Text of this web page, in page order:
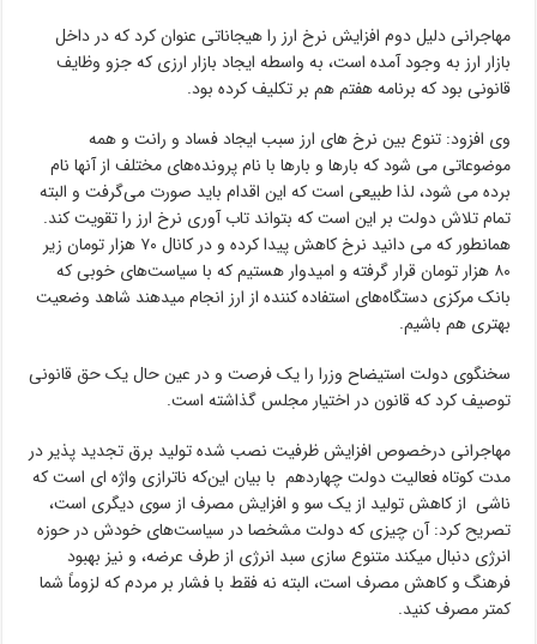
مهاجرانی دلیل دوم افزایش نرخ ارز را هیجاناتی عنوان کرد که در داخل
بازار ارز به وجود آمده است، به واسطه ایجاد بازار ارزی که جزو وظایف
قانونی بود که برنامه هفتم هم بر تکلیف کرده بود.
وی افزود: تنوع بین نرخ های ارز سبب ایجاد فساد و رانت و همه
موضوعاتی می شود که بارها و بارها با نام پرونده‌های مختلف از آنها نام
برده می شود، لذا طبیعی است که این اقدام باید صورت می‌گرفت و البته
تمام تلاش دولت بر این است که بتواند تاب آوری نرخ ارز را تقویت کند.
همانطور که می دانید نرخ کاهش پیدا کرده و در کانال ۷۰ هزار تومان زیر
۸۰ هزار تومان قرار گرفته و امیدوار هستیم که با سیاست‌های خوبی که
بانک مرکزی دستگاه‌های استفاده کننده از ارز انجام میدهند شاهد وضعیت
بهتری هم باشیم.
سخنگوی دولت استیضاح وزرا را یک فرصت و در عین حال یک حق قانونی
توصیف کرد که قانون در اختیار مجلس گذاشته است.
مهاجرانی درخصوص افزایش ظرفیت نصب شده تولید برق تجدید پذیر در
مدت کوتاه فعالیت دولت چهاردهم با بیان این‌که ناترازی واژه ای است که
ناشی از کاهش تولید از یک سو و افزایش مصرف از سوی دیگری است،
تصریح کرد: آن چیزی که دولت مشخصا در سیاست‌های خودش در حوزه
انرژی دنبال میکند متنوع سازی سبد انرژی از طرف عرضه، و نیز بهبود
فرهنگ و کاهش مصرف است، البته نه فقط با فشار بر مردم که لزوماً شما
کمتر مصرف کنید.